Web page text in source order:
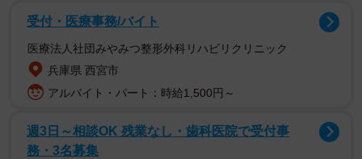
受付・医療事務/バイト
医療法人社団みやみつ整形外科リハビリクリニック
兵庫県 西宮市
アルバイト・パート：時給1,500円～
週3日～相談OK 残業なし・歯科医院で受付事
務・3名募集